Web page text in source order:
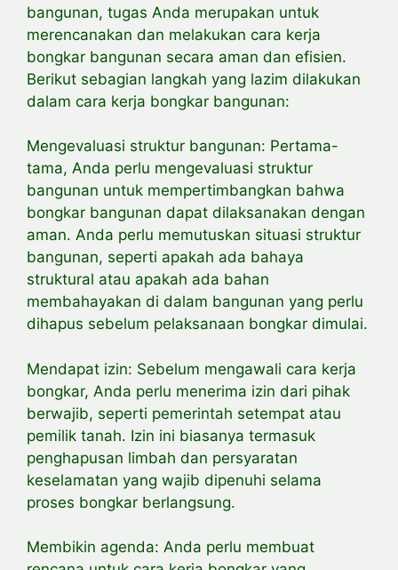
bangunan, tugas Anda merupakan untuk
merencanakan dan melakukan cara kerja
bongkar bangunan secara aman dan efisien.
Berikut sebagian langkah yang lazim dilakukan
dalam cara kerja bongkar bangunan:
Mengevaluasi struktur bangunan: Pertama-
tama, Anda perlu mengevaluasi struktur
bangunan untuk mempertimbangkan bahwa
bongkar bangunan dapat dilaksanakan dengan
aman. Anda perlu memutuskan situasi struktur
bangunan, seperti apakah ada bahaya
struktural atau apakah ada bahan
membahayakan di dalam bangunan yang perlu
dihapus sebelum pelaksanaan bongkar dimulai.
Mendapat izin: Sebelum mengawali cara kerja
bongkar, Anda perlu menerima izin dari pihak
berwajib, seperti pemerintah setempat atau
pemilik tanah. Izin ini biasanya termasuk
penghapusan limbah dan persyaratan
keselamatan yang wajib dipenuhi selama
proses bongkar berlangsung.
Membikin agenda: Anda perlu membuat